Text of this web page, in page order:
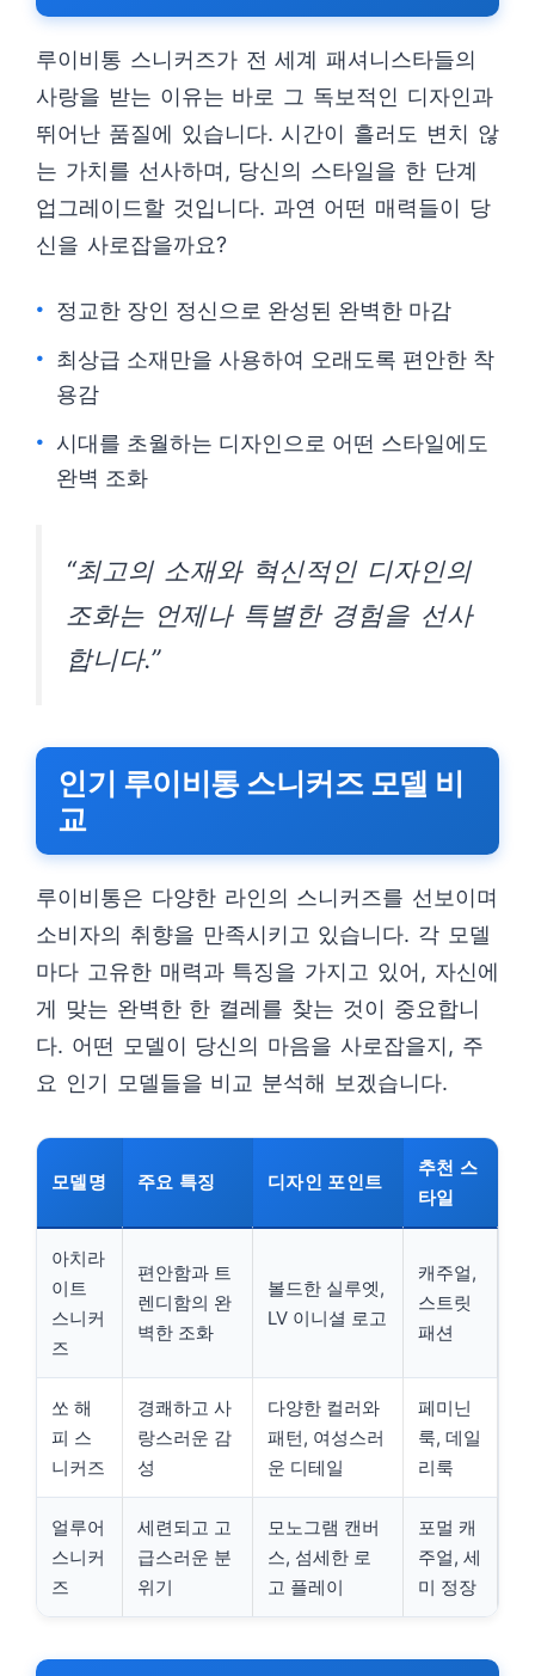
루이비통 스니커즈가 전 세계 패셔니스타들의
사랑을 받는 이유는 바로 그 독보적인 디자인과
뛰어난 품질에 있습니다. 시간이 흘러도 변치 않
는 가치를 선사하며, 당신의 스타일을 한 단계
업그레이드할 것입니다. 과연 어떤 매력들이 당
신을 사로잡을까요?
정교한 장인 정신으로 완성된 완벽한 마감
최상급 소재만을 사용하여 오래도록 편안한 착
용감
시대를 초월하는 디자인으로 어떤 스타일에도
완벽 조화
“최고의 소재와 혁신적인 디자인의
조화는 언제나 특별한 경험을 선사
합니다.”
인기 루이비통 스니커즈 모델 비
교
루이비통은 다양한 라인의 스니커즈를 선보이며
소비자의 취향을 만족시키고 있습니다. 각 모델
마다 고유한 매력과 특징을 가지고 있어, 자신에
게 맞는 완벽한 한 켤레를 찾는 것이 중요합니
다. 어떤 모델이 당신의 마음을 사로잡을지, 주
요 인기 모델들을 비교 분석해 보겠습니다.
모델명 주요 특징 디자인 포인트
추천 스
타일
아치라
이트
스니커
즈
편안함과 트
렌디함의 완
벽한 조화
볼드한 실루엣,
LV 이니셜 로고
캐주얼,
스트릿
패션
쏘 해
피 스
니커즈
경쾌하고 사
랑스러운 감
성
다양한 컬러와
패턴, 여성스러
운 디테일
페미닌
룩, 데일
리룩
얼루어
스니커
즈
세련되고 고
급스러운 분
위기
모노그램 캔버
스, 섬세한 로
고 플레이
포멀 캐
주얼, 세
미 정장